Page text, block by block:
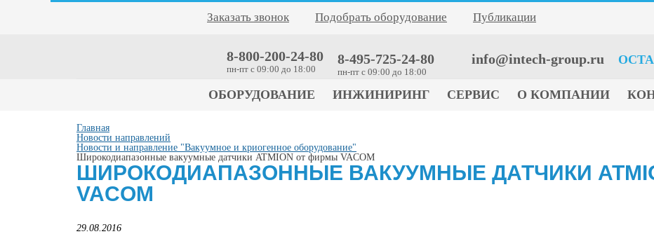
Заказать звонок Подобрать оборудование Публикации
8-800-200-24-80
пн-пт c 09:00 до 18:00
8-495-725-24-80
пн-пт c 09:00 до 18:00
info@intech-group.ru
ОБОРУДОВАНИЕ ИНЖИНИРИНГ СЕРВИС О КОМПАНИИ
Главная
Новости направлений
Новости и направление "Вакуумное и криогенное оборудование"
Широкодиапазонные вакуумные датчики ATMION от фирмы VACOM
ШИРОКОДИАПАЗОННЫЕ ВАКУУМНЫЕ ДАТЧИКИ
VACOM
29.08.2016